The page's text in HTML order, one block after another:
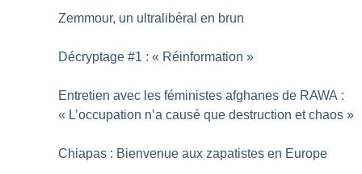
Zemmour, un ultralibéral en brun
Décryptage #1 : « Réinformation »
Entretien avec les féministes afghanes de RAWA :
« L’occupation n’a causé que destruction et chaos »
Chiapas : Bienvenue aux zapatistes en Europe